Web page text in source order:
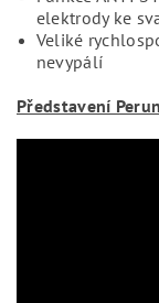
elektrody ke
Veliké
nevypálí
Představení